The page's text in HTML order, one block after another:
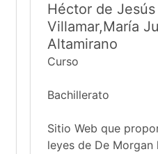
Héctor de
Villamar,María
Altamirano
Curso
Bachillerato
Sitio Web que
leyes de De